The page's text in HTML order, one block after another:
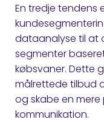
En tredje tendens
dataanalyse til at
segmenter
købsvaner. Dette
målrettede tilbud
og skabe en
kommunikation.